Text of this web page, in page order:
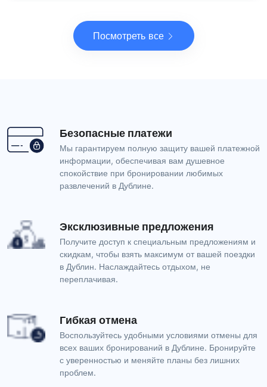
Посмотреть все
Безопасные платежи
Мы гарантируем полную защиту вашей платежной
информации, обеспечивая вам душевное
спокойствие при бронировании любимых
развлечений в Дублине.
Эксклюзивные предложения
Получите доступ к специальным предложениям и
скидкам, чтобы взять максимум от вашей поездки
в Дублин. Наслаждайтесь отдыхом, не
переплачивая.
Гибкая отмена
Воспользуйтесь удобными условиями отмены для
всех ваших бронирований в Дублине. Бронируйте
с уверенностью и меняйте планы без лишних
проблем.